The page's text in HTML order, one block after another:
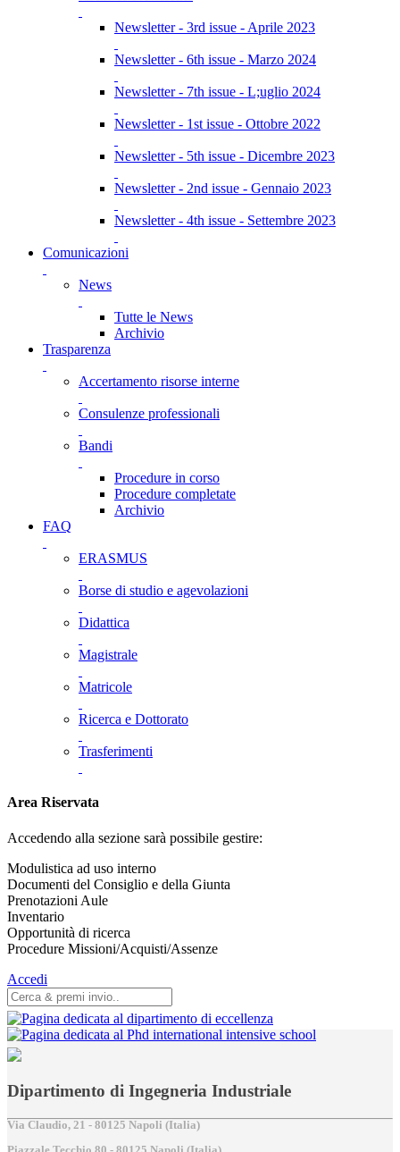
Newsletter - 3rd issue - Aprile 2023
Newsletter - 6th issue - Marzo 2024
Newsletter - 7th issue - L;uglio 2024
Newsletter - 1st issue - Ottobre 2022
Newsletter - 5th issue - Dicembre 2023
Newsletter - 2nd issue - Gennaio 2023
Newsletter - 4th issue - Settembre 2023
Comunicazioni
News
Tutte le News
Archivio
Trasparenza
Accertamento risorse interne
Consulenze professionali
Bandi
Procedure in corso
Procedure completate
Archivio
FAQ
ERASMUS
Borse di studio e agevolazioni
Didattica
Magistrale
Matricole
Ricerca e Dottorato
Trasferimenti
Area Riservata
Accedendo alla sezione sarà possibile gestire:
Modulistica ad uso interno
Documenti del Consiglio e della Giunta
Prenotazioni Aule
Inventario
Opportunità di ricerca
Procedure Missioni/Acquisti/Assenze
Accedi
Dipartimento di Ingegneria Industriale
Via Claudio, 21 - 80125 Napoli (Italia)